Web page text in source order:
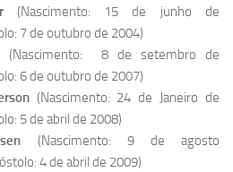
(Nascimento: 15 de junho de
7 de outubro de 2004)
(Nascimento: 8 de setembro de
6 de outubro de 2007)
(Nascimento: 24 de Janeiro de
5 de abril de 2008)
(Nascimento: 9 de agosto
4 de abril de 2009)